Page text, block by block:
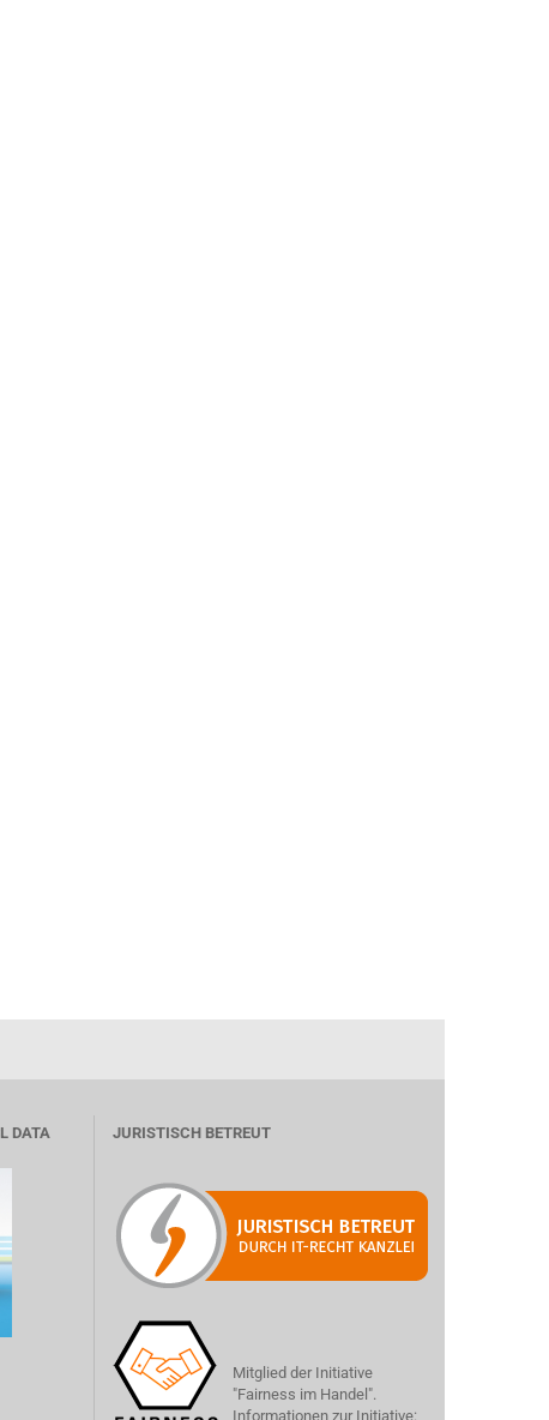
DATA
JURISTISCH BETREUT
Mitglied der Initiative
"Fairness im Handel".
Informationen zur Initiative: